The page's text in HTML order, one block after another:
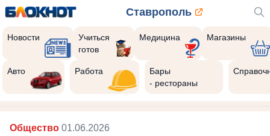
Ставрополь
Новости
Учиться
готов
Медицина Магазины
Авто Работа
Бары
- рестораны
Общество 01.06.2026